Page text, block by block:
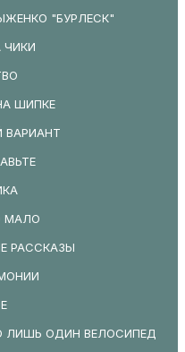
"БУРЛЕСК"
ЧИКИ
ШИПКЕ
ВАРИАНТ
МАЛО
РАССКАЗЫ
ЛИШЬ ОДИН ВЕЛОСИПЕД